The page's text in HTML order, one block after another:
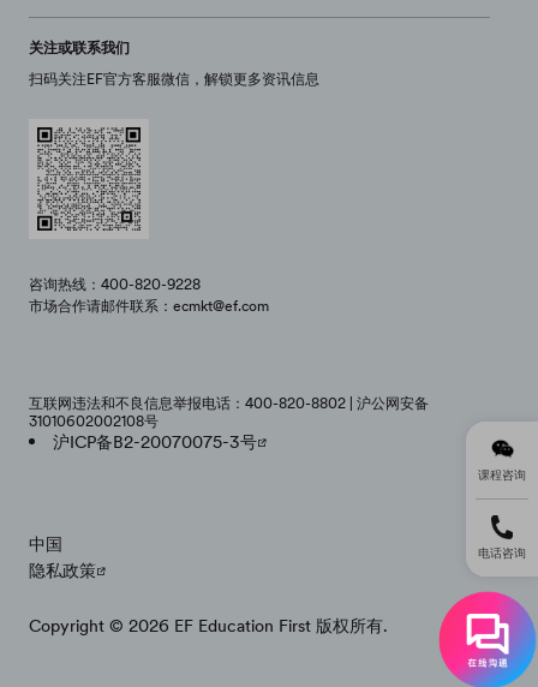
关注或联系我们
扫码关注EF官方客服微信，解锁更多资讯信息
咨询热线：400-820-9228
市场合作请邮件联系：ecmkt@ef.com
互联网违法和不良信息举报电话：400-820-8802 | 沪公网安备
31010602002108号
沪ICP备B2-20070075-3号
中国
隐私政策
Copyright © 2026 EF Education First 版权所有.
课程咨询
电话咨询